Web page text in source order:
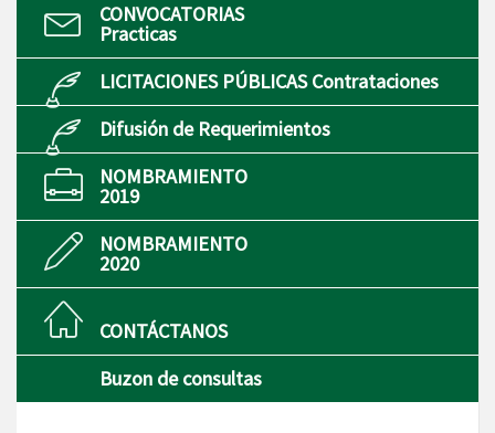
CONVOCATORIAS
Practicas
LICITACIONES PÚBLICAS Contrataciones
Difusión de Requerimientos
NOMBRAMIENTO
2019
NOMBRAMIENTO
2020
CONTÁCTANOS
Buzon de consultas